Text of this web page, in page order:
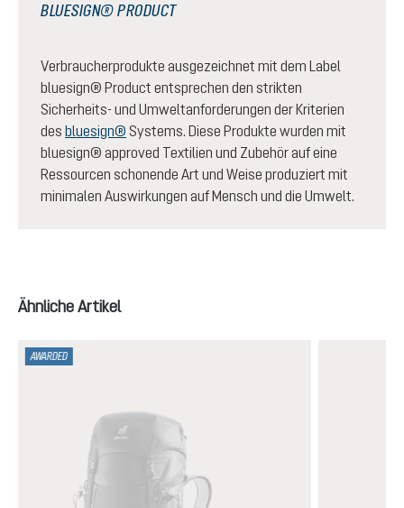
BLUESIGN® PRODUCT
Verbraucherprodukte ausgezeichnet mit dem Label
bluesign® Product entsprechen den strikten
Sicherheits- und Umweltanforderungen der Kriterien
des bluesign® Systems. Diese Produkte wurden mit
bluesign® approved Textilien und Zubehör auf eine
Ressourcen schonende Art und Weise produziert mit
minimalen Auswirkungen auf Mensch und die Umwelt.
Produktgalerie überspringen
Ähnliche Artikel
AWARDED